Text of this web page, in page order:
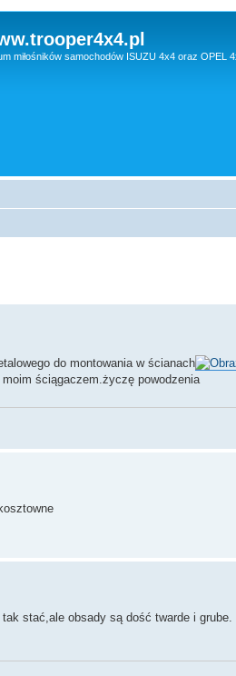
miłośników samochodów ISUZU 4x4 oraz OPEL
do montowania w ścianach
moim ściągaczem.życzę powodzenia
stać,ale obsady są dość twarde i grube.